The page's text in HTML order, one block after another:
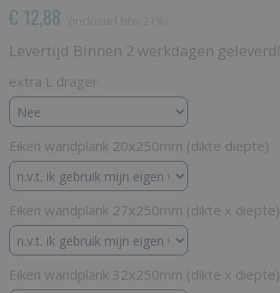
€ 12,88
Levertijd Binnen 2 werkdagen geleverd!
extra L drager
Eiken wandplank 20x250mm (dikte diepte)
Eiken wandplank 27x250mm (dikte x diepte)
Eiken wandplank 32x250mm (dikte x diepte)